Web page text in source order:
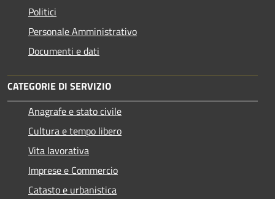
Politici
Personale Amministrativo
Documenti e dati
CATEGORIE DI SERVIZIO
Anagrafe e stato civile
Cultura e tempo libero
Vita lavorativa
Imprese e Commercio
Catasto e urbanistica